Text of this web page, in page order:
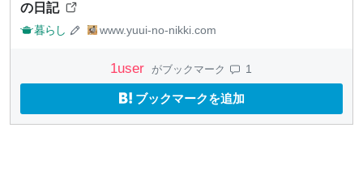
の日記
暮らし www.yuui-no-nikki.com
1user がブックマーク 1
ブックマークを追加